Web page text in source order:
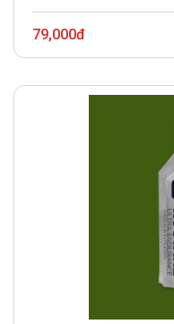
79,000đ